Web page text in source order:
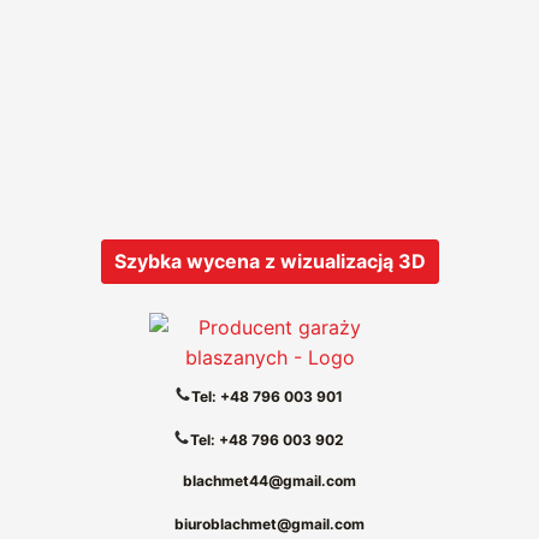
Szybka wycena z wizualizacją 3D
Tel: +48 796 003 901
Tel: +48 796 003 902
blachmet44@gmail.com
biuroblachmet@gmail.com